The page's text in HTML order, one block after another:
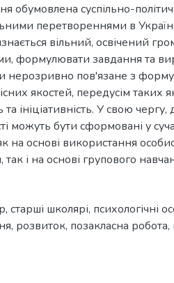
обумовлена суспільно-
перетвореннями в
вільний, освічений
формулювати завдання та
нерозривно пов'язане з
якостей, передусім таких
та ініціативність. У свою чергу,
можуть бути сформовані у
на основі використання
і на основі групового
, старші школярі, психологічні
, розвиток, позакласна робoта,